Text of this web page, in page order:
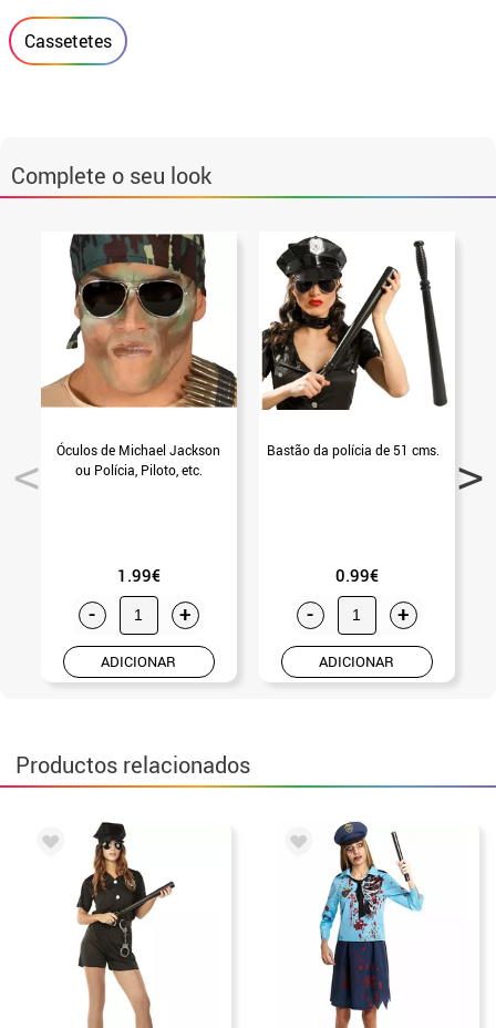
Cassetetes
Complete o seu look
Óculos de Michael Jackson
ou Polícia, Piloto, etc.
1.99€
- +
ADICIONAR
Bastão da polícia de 51 cms.
0.99€
- +
ADICIONAR
Productos relacionados